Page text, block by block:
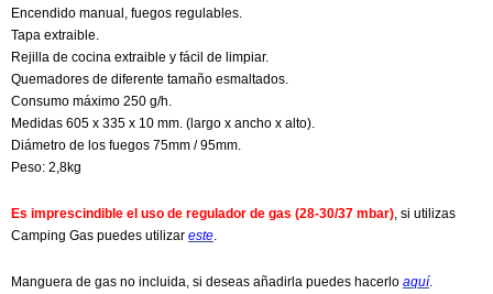
Encendido manual, fuegos regulables.
Tapa extraible.
Rejilla de cocina extraible y fácil de limpiar.
Quemadores de diferente tamaño esmaltados.
Consumo máximo 250 g/h.
Medidas 605 x 335 x 10 mm. (largo x ancho x alto).
Diámetro de los fuegos 75mm / 95mm.
Peso: 2,8kg
Es imprescindible el uso de regulador de gas (28-30/37 mbar), si utilizas
Camping Gas puedes utilizar este.
Manguera de gas no incluida, si deseas añadirla puedes hacerlo aquí.